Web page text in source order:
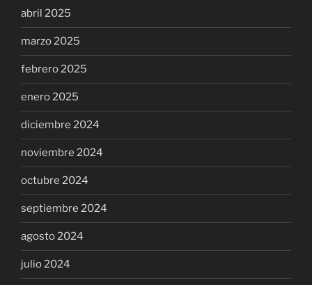
abril 2025
marzo 2025
febrero 2025
enero 2025
diciembre 2024
noviembre 2024
octubre 2024
septiembre 2024
agosto 2024
julio 2024